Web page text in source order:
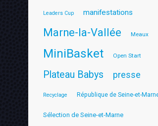
Leaders Cup manifestations
Marne-la-Vallée Meaux
MiniBasket Open Start
Plateau Babys presse
Recyclage République de Seine-et-
Sélection de Seine-et-Marne